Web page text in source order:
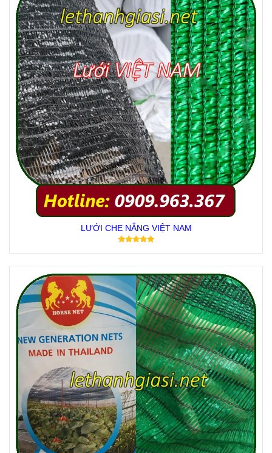
LƯỚI CHE NẮNG VIỆT NAM